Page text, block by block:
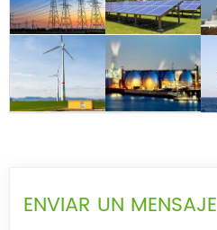
ENVIAR UN MENSAJE